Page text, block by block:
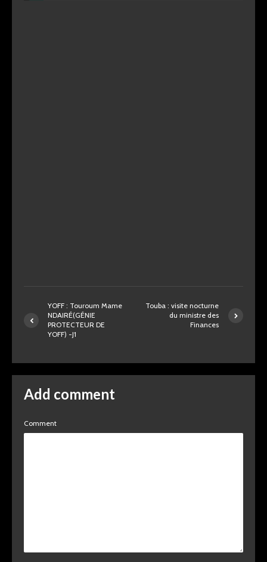
YOFF : Touroum Mame
NDAIRÉ(GÉNIE
PROTECTEUR DE
YOFF) -J1
Touba : visite nocturne
du ministre des
Finances
Add comment
Comment